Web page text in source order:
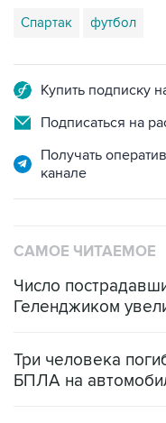
Спартак футбол
Купить подписку
Подписаться на
Получать
канале
САМОЕ ЧИТАЕМОЕ
Число
Геленджиком
Три человека
БПЛА на